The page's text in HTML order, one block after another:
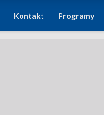
Kontakt Programy